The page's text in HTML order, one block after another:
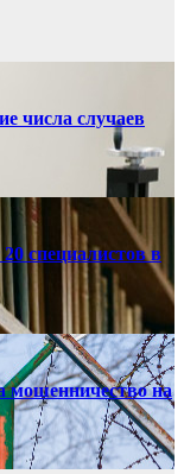
числа случаев
специалистов в
мошенничество на